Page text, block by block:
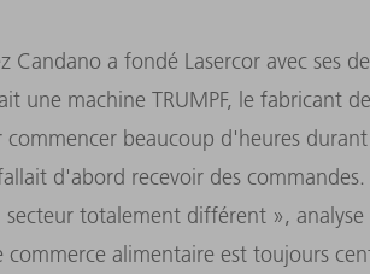
Candano a fondé Lasercor avec ses
une machine TRUMPF, le fabricant
beaucoup d'heures
d'abord recevoir des
totalement différent »,
commerce alimentaire est toujours